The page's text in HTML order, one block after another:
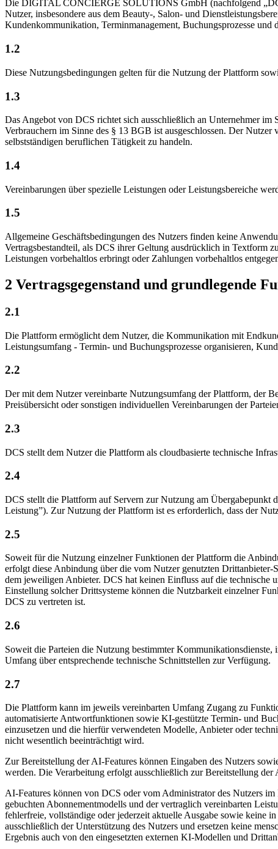
Die DIGITAL CONCIERGE SOLUTIONS GmbH (nachfolgend
Nutzer, insbesondere aus dem Beauty-, Salon- und
Kundenkommunikation, Terminmanagement, Buchungsprozesse
1.2
Diese Nutzungsbedingungen gelten für die Nutzung der Plattform
1.3
Das Angebot von DCS richtet sich ausschließlich an Unternehmer
Verbrauchern im Sinne des § 13 BGB ist ausgeschlossen. Der
selbstständigen beruflichen Tätigkeit zu handeln.
1.4
Vereinbarungen über spezielle Leistungen oder Leistungsbereiche
1.5
Allgemeine Geschäftsbedingungen des Nutzers finden keine
Vertragsbestandteil, als DCS ihrer Geltung ausdrücklich in Textform
Leistungen vorbehaltlos erbringt oder Zahlungen vorbehaltlos
2 Vertragsgegenstand und grundlegende
2.1
Die Plattform ermöglicht dem Nutzer, die Kommunikation mit
Leistungsumfang - Termin- und Buchungsprozesse organisieren,
2.2
Der mit dem Nutzer vereinbarte Nutzungsumfang der Plattform, der
Preisübersicht oder sonstigen individuellen Vereinbarungen der
2.3
DCS stellt dem Nutzer die Plattform als cloudbasierte technische
2.4
DCS stellt die Plattform auf Servern zur Nutzung am Übergabepunkt
Leistung”). Zur Nutzung der Plattform ist es erforderlich, dass der
2.5
Soweit für die Nutzung einzelner Funktionen der Plattform die
erfolgt diese Anbindung über die vom Nutzer genutzten
dem jeweiligen Anbieter. DCS hat keinen Einfluss auf die technische
Einstellung solcher Drittsysteme können die Nutzbarkeit einzelner
DCS zu vertreten ist.
2.6
Soweit die Parteien die Nutzung bestimmter
Umfang über entsprechende technische Schnittstellen zur Verfügung.
2.7
Die Plattform kann im jeweils vereinbarten Umfang Zugang zu
automatisierte Antwortfunktionen sowie KI-gestützte Termin- und
einzusetzen und die hierfür verwendeten Modelle, Anbieter oder
nicht wesentlich beeinträchtigt wird.
Zur Bereitstellung der AI-Features können Eingaben des Nutzers
werden. Die Verarbeitung erfolgt ausschließlich zur Bereitstellung
AI-Features können von DCS oder vom Administrator des Nutzers
gebuchten Abonnementmodells und der vertraglich vereinbarten
fehlerfreie, vollständige oder jederzeit aktuelle Ausgabe sowie keine
ausschließlich der Unterstützung des Nutzers und ersetzen keine
Ergebnis auch von den eingesetzten externen KI-Modellen und